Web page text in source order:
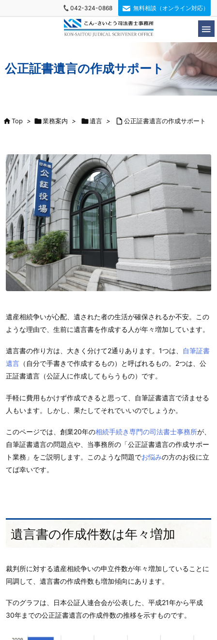

042-324-0868 無料相談（オンライン対応）
公正証書遺言の作成サポート
Top > 業務案内 > 遺言 >  公正証書遺言の作成サポート
遺産相続争いが心配、遺された者の生活が確保されるか不安。この
ような理由で、生前に遺言書を作成する人が年々増加しています。
遺言書の作り方は、大きく分けて2通りあります。1つは、
自筆証書
遺言 （自分で手書きで作成するもの）と呼ばれるもの。2つは、公
正証書遺言（公証人に作成してもらうもの）です。
手軽に費用もかけず作成できると思って、自筆証書遺言で済ませる
人もいます。しかし、果たしてそれでいいのでしょうか。
このページでは、創業20年の相続手続き専門の司法書士事務所が、
自筆証書遺言の問題点や、当事務所の「公正証書遺言の作成サポー
ト業務」をご説明します。このような問題でお悩みの方のお役に立
てば幸いです。
遺言書の作成件数は年々増加
裁判所に対する遺産相続争いの申立件数が年々増加していることに
同調して、遺言書の作成件数も増加傾向にあります。
下のグラフは、日本公証人連合会が公表した、平成21年から平成
30年までの公正証書遺言の作成件数の推移を示すものです。